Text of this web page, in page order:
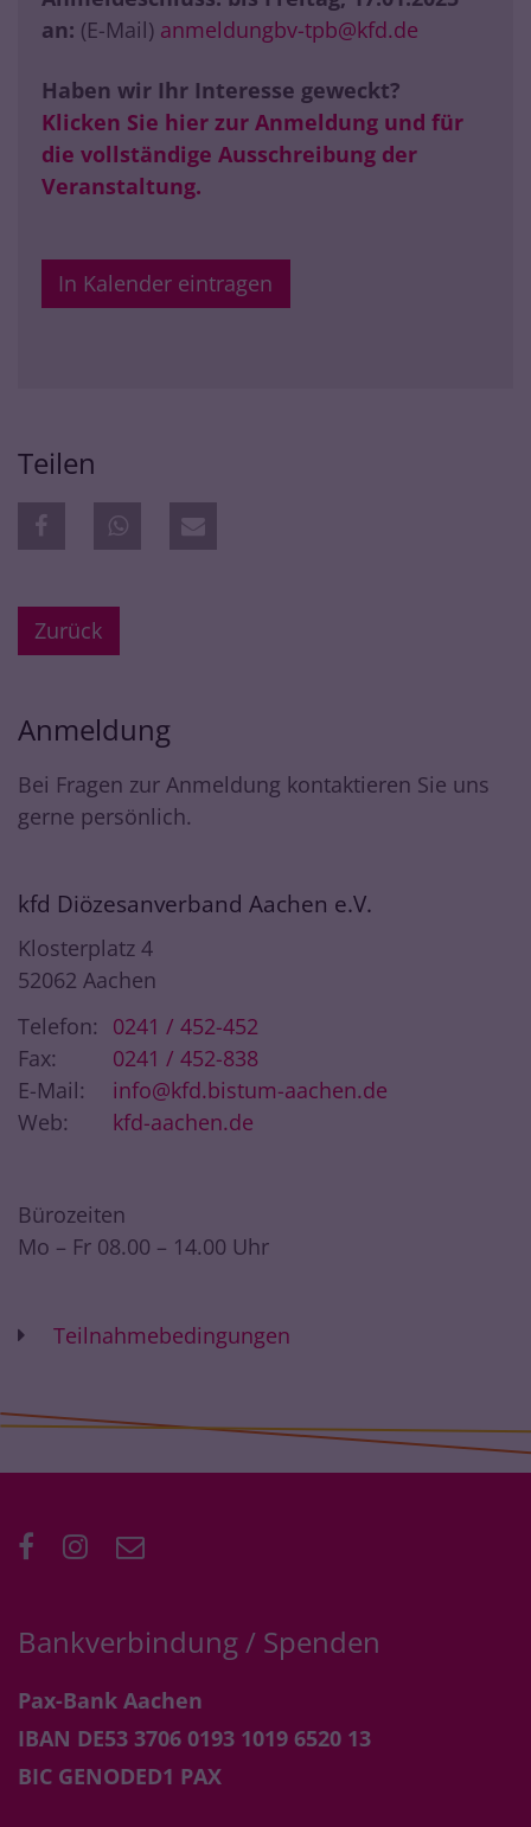
an: (E-Mail) anmeldungbv-tpb@kfd.de
Haben wir Ihr Interesse geweckt?
Klicken Sie hier zur Anmeldung und für
die vollständige Ausschreibung der
Veranstaltung.
In Kalender eintragen
Teilen
Zurück
Anmeldung
Bei Fragen zur Anmeldung kontaktieren Sie uns
gerne persönlich.
kfd Diözesanverband Aachen e.V.
Klosterplatz 4
52062 Aachen
Telefon:
0241 / 452-452
Fax:
0241 / 452-838
E-Mail:
info@kfd.bistum-aachen.de
Web:
kfd-aachen.de
Bürozeiten
Mo – Fr 08.00 – 14.00 Uhr
Teilnahmebedingungen
Bankverbindung / Spenden
Pax-Bank Aachen
IBAN DE53 3706 0193 1019 6520 13
BIC GENODED1 PAX